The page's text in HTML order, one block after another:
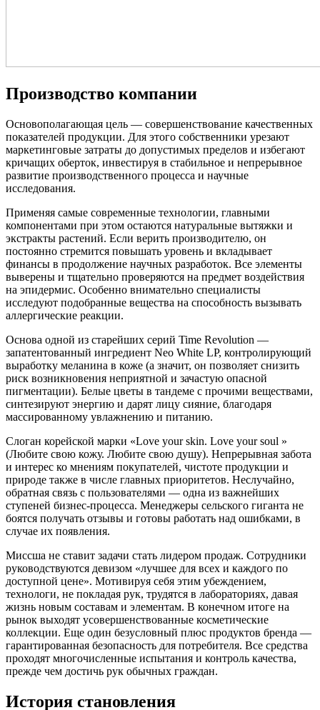
Производство компании
Основополагающая цель — совершенствование качественных
показателей продукции. Для этого собственники урезают
маркетинговые затраты до допустимых пределов и избегают
кричащих оберток, инвестируя в стабильное и непрерывное
развитие производственного процесса и научные
исследования.
Применяя самые современные технологии, главными
компонентами при этом остаются натуральные вытяжки и
экстракты растений. Если верить производителю, он
постоянно стремится повышать уровень и вкладывает
финансы в продолжение научных разработок. Все элементы
выверены и тщательно проверяются на предмет воздействия
на эпидермис. Особенно внимательно специалисты
исследуют подобранные вещества на способность вызывать
аллергические реакции.
Основа одной из старейших серий Time Revolution —
запатентованный ингредиент Neo White LP, контролирующий
выработку меланина в коже (а значит, он позволяет снизить
риск возникновения неприятной и зачастую опасной
пигментации). Белые цветы в тандеме с прочими веществами,
синтезируют энергию и дарят лицу сияние, благодаря
массированному увлажнению и питанию.
Слоган корейской марки «Love your skin. Love your soul »
(Любите свою кожу. Любите свою душу). Непрерывная забота
и интерес ко мнениям покупателей, чистоте продукции и
природе также в числе главных приоритетов. Неслучайно,
обратная связь с пользователями — одна из важнейших
ступеней бизнес-процесса. Менеджеры сельского гиганта не
боятся получать отзывы и готовы работать над ошибками, в
случае их появления.
Миссша не ставит задачи стать лидером продаж. Сотрудники
руководствуются девизом «лучшее для всех и каждого по
доступной цене». Мотивируя себя этим убеждением,
технологи, не покладая рук, трудятся в лабораториях, давая
жизнь новым составам и элементам. В конечном итоге на
рынок выходят усовершенствованные косметические
коллекции. Еще один безусловный плюс продуктов бренда —
гарантированная безопасность для потребителя. Все средства
проходят многочисленные испытания и контроль качества,
прежде чем достичь рук обычных граждан.
История становления